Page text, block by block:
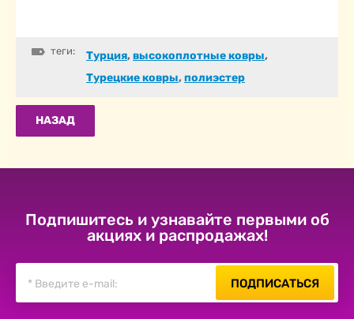
теги: Турция, высокоплотные ковры,
Турецкие ковры, полиэстер
НАЗАД
Подпишитесь и узнавайте первыми об
акциях и распродажах!
ПОДПИСАТЬСЯ